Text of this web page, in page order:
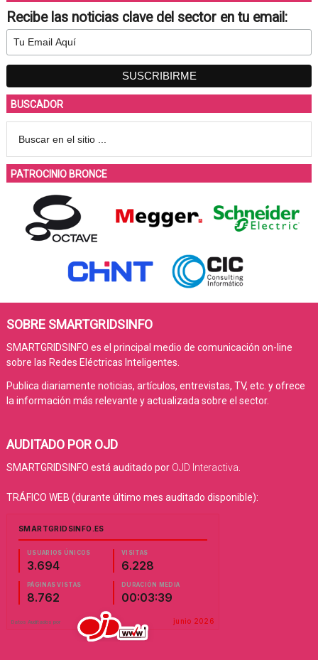
Recibe las noticias clave del sector en tu email:
BUSCADOR
PATROCINIO BRONCE
SOBRE SMARTGRIDSINFO
SMARTGRIDSINFO es el principal medio de comunicación on-line
sobre las Redes Eléctricas Inteligentes.
Publica diariamente noticias, artículos, entrevistas, TV, etc. y ofrece
la información más relevante y actualizada sobre el sector.
AUDITADO POR OJD
SMARTGRIDSINFO está auditado por OJD Interactiva
TRÁFICO WEB (durante último mes auditado disponible):